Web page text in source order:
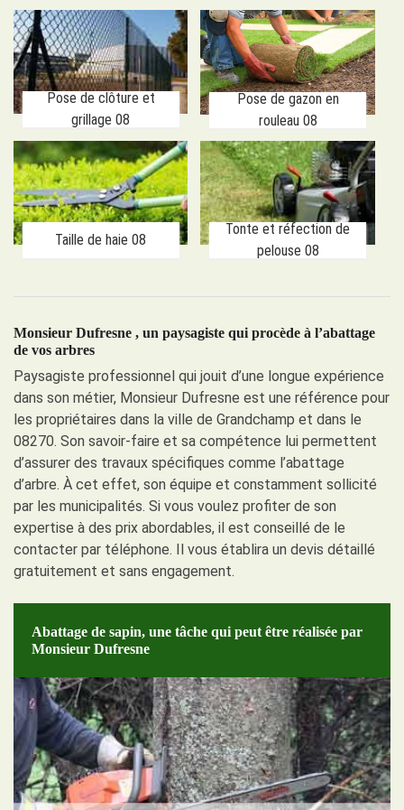
Pose de clôture et
grillage 08
Pose de gazon en
rouleau 08
Taille de haie 08
Tonte et réfection de
pelouse 08
Monsieur Dufresne , un paysagiste qui procède à l’abattage
de vos arbres
Paysagiste professionnel qui jouit d’une longue expérience
dans son métier, Monsieur Dufresne est une référence pour
les propriétaires dans la ville de Grandchamp et dans le
08270. Son savoir-faire et sa compétence lui permettent
d’assurer des travaux spécifiques comme l’abattage
d’arbre. À cet effet, son équipe et constamment sollicité
par les municipalités. Si vous voulez profiter de son
expertise à des prix abordables, il est conseillé de le
contacter par téléphone. Il vous établira un devis détaillé
gratuitement et sans engagement.
Abattage de sapin, une tâche qui peut être réalisée par
Monsieur Dufresne